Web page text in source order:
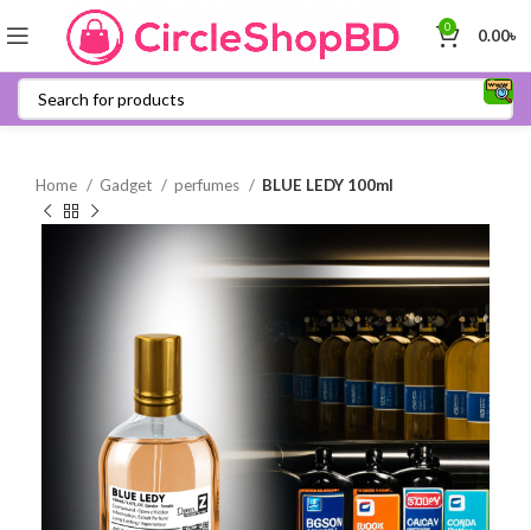
0 0.00৳
Home Gadget perfumes BLUE LEDY 100ml